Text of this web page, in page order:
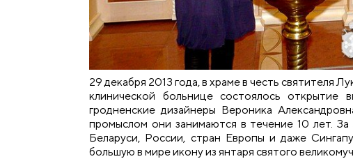
29 декабря 2013 года, в храме в честь святителя
клинической больнице состоялось открытие
гродненские дизайнеры Вероника
промыслом они занимаются в течение 10 лет.
Беларуси, России, стран Европы и даже
большую в мире икону из янтаря святого